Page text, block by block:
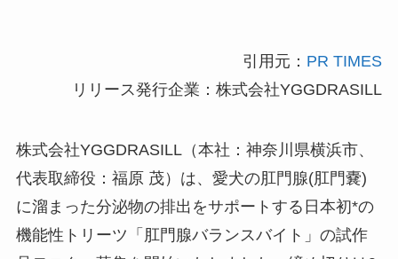
引用元： PR TIMES
リリース発行企業：株式会社YGGDRASILL
株式会社YGGDRASILL（本社：神奈川県横浜市、
代表取締役：福原 茂）は、愛犬の肛門腺(肛門嚢)
に溜まった分泌物の排出をサポートする日本初*の
機能性トリーツ「肛門腺バランスバイト」の試作